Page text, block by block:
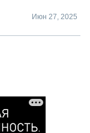
Июн 27, 2025